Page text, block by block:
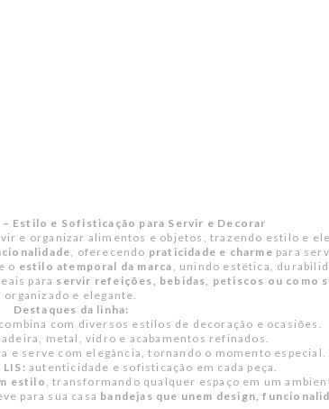
– Estilo e Sofisticação para Servir e Decorar
e organizar alimentos e objetos, trazendo estilo e
, oferecendo praticidade e charme para
o estilo atemporal da marca , unindo estética,
para servir refeições, bebidas, petiscos ou como
organizado e elegante.
Destaques da linha:
combina com diversos estilos de decoração e ocasiões.
metal, vidro e acabamentos refinados.
e serve com elegância, tornando o momento especial.
autenticidade e sofisticação em cada peça.
estilo , transformando qualquer espaço em um
para sua casa bandejas que unem design,